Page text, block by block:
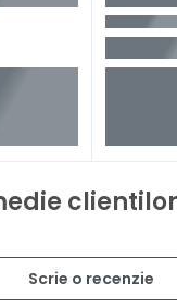
clientilor
Scrie o recenzie